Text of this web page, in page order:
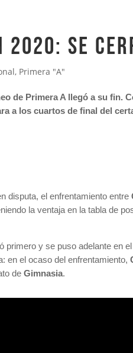
2020: se
, Primera "A"
de Primera A llegó a su fin.
a los cuartos de final del
disputa, el enfrentamiento entre
la ventaja en la tabla de
primero y se puso adelante en
en el ocaso del enfrentamiento,
de Gimnasia.